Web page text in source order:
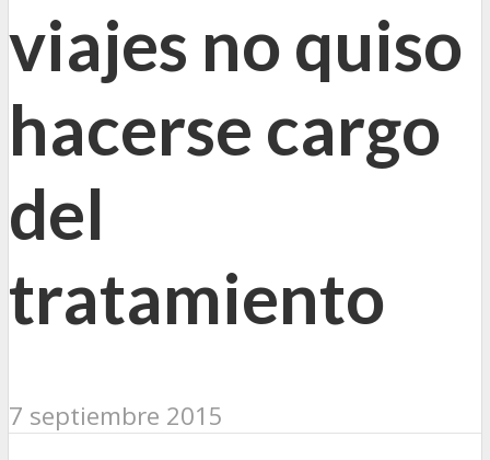
viajes no quiso
hacerse cargo
del
tratamiento
7 septiembre 2015